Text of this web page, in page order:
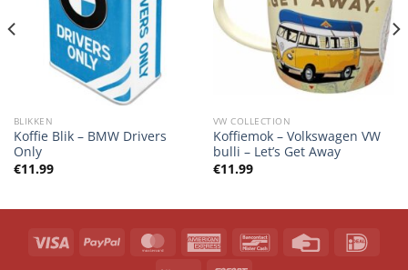
BLIKKEN
Koffie Blik – BMW Drivers
Only
€11.99
VW COLLECTION
Koffiemok – Volkswagen VW
bulli – Let’s Get Away
€11.99